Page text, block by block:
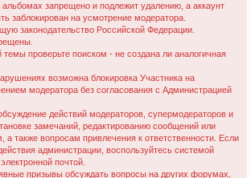
альбомах запрещено и подлежит удалению, а аккаунт
заблокирован на усмотрение модератора.
законодательство Российской Федерации.
проверьте поиском - не создана ли аналогичная
возможна блокировка Участника на
модератора без согласования с Администрацией
действий модераторов, супермодераторов и
замечаний, редактированию сообщений или
а также вопросам привлечения к ответственности. Если
администрации, воспользуйтесь системой
почтой.
призывы обсуждать вопросы на других форумах,